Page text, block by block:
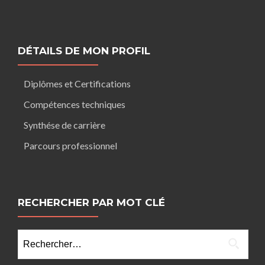
DÉTAILS DE MON PROFIL
Diplômes et Certifications
Compétences techniques
Synthése de carrière
Parcours professionnel
RECHERCHER PAR MOT CLÉ